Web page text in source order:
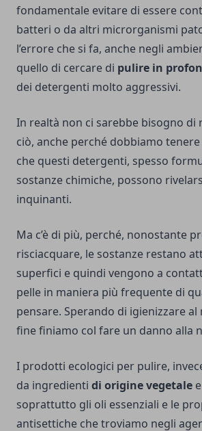
fondamentale evitare di essere
batteri o da altri microrganismi
l’errore che si fa, anche negli
quello di cercare di pulire in
dei detergenti molto aggressivi.
In realtà non ci sarebbe bisogno
ciò, anche perché dobbiamo
che questi detergenti, spesso
sostanze chimiche, possono
inquinanti.
Ma c’è di più, perché, nonostante
risciacquare, le sostanze restano
superfici e quindi vengono a
pelle in maniera più frequente di
pensare. Sperando di igienizzare al
fine finiamo col fare un danno alla
I prodotti ecologici per pulire,
da ingredienti di origine vegetale
soprattutto gli oli essenziali e le
antisettiche che troviamo negli